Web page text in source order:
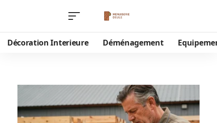
Décoration Interieure Déménagement